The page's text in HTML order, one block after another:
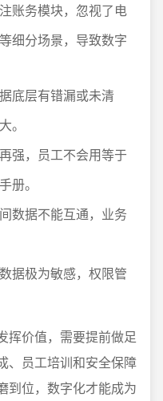
账务模块，忽视了电
细分场景，导致数字
底层有错漏或未清
。
强，员工不会用等于
册。
数据不能互通，业务
据极为敏感，权限管
挥价值，需要提前做足
、员工培训和安全保障
到位，数字化才能成为